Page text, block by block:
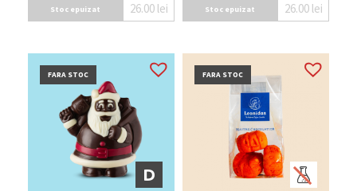
Stoc epuizat 26.00 lei Stoc epuizat 26.00 lei
FARA STOC
D
FARA STOC